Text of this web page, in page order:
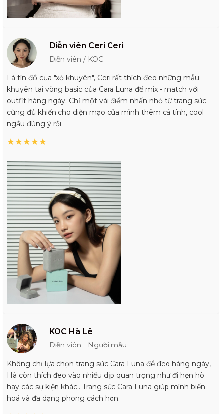
Diễn viên Ceri Ceri
Diễn viên / KOC
Là tín đồ của "xỏ khuyên", Ceri rất thích đeo những mẫu
khuyên tai vòng basic của Cara Luna để mix - match với
outfit hàng ngày. Chỉ một vài điểm nhấn nhỏ từ trang sức
cũng đủ khiến cho diện mạo của mình thêm cá tính, cool
ngầu đúng ý rồi
★★★★★
KOC Hà Lê
Diễn viên - Người mẫu
Không chỉ lựa chọn trang sức Cara Luna để đeo hàng ngày,
Hà còn thích đeo vào nhiều dịp quan trọng như đi hẹn hò
hay các sự kiện khác.. Trang sức Cara Luna giúp mình biến
hoá và đa dạng phong cách hơn.